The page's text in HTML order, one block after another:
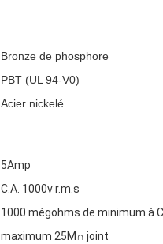
Bronze de phosphore
PBT (UL 94-V0)
Acier nickelé
5Amp
C.A. 1000v r.m.s
1000 mégohms de minimum à
maximum 25M∩ joint